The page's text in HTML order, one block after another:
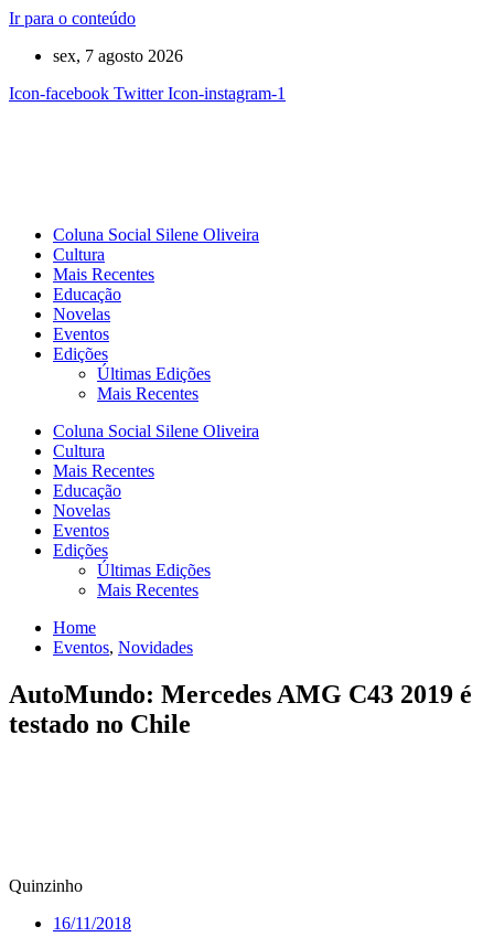
Ir para o conteúdo
sex, 7 agosto 2026
Icon-facebook Twitter Icon-instagram-1
Coluna Social Silene Oliveira
Cultura
Mais Recentes
Educação
Novelas
Eventos
Edições
Últimas Edições
Mais Recentes
Coluna Social Silene Oliveira
Cultura
Mais Recentes
Educação
Novelas
Eventos
Edições
Últimas Edições
Mais Recentes
Home
Eventos, Novidades
AutoMundo: Mercedes AMG C43 2019 é
testado no Chile
Quinzinho
16/11/2018